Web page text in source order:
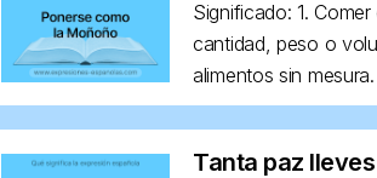
Significado: 1.
cantidad, peso o
alimentos sin
Tanta paz